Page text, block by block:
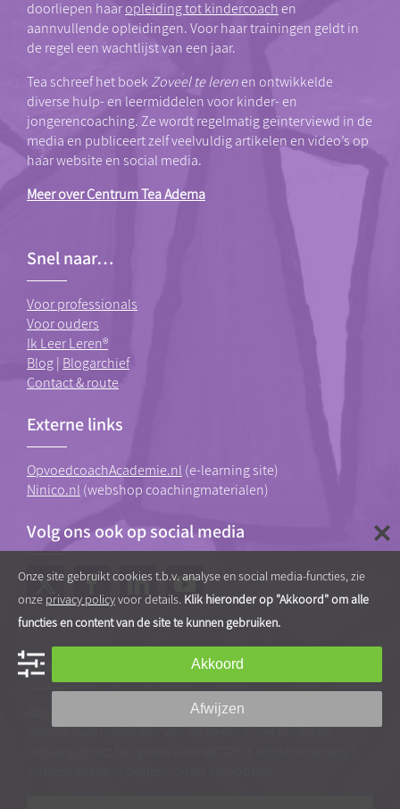
doorliepen haaropleiding tot kindercoachen
aannvullende opleidingen. Voor haar trainingen geldt in
de regel een wachtlijst van een jaar.
Tea schreef het boek Zoveel te lerenen ontwikkelde
diverse hulp- en leermiddelen voor kinder- en
jongerencoaching. Ze wordt regelmatig geïnterviewd in de
media en publiceert zelf veelvuldig artikelen en video’s op
haar website en social media.
Meer over Centrum Tea Adema
Snel naar…
Voor professionals
Voor ouders
Ik Leer Leren®
Blog| Blogarchief
Contact & route
Externe links
OpvoedcoachAcademie.nl (e-learning site)
Ninico.nl (webshop coachingmaterialen)
Volg ons ook op social media
Gratis tips, artikelen en video’s
Abonneer je op onze nieuwsbrief vol praktische tips en
video’s over opvoeden van en werken met kinderen
Onze site gebruikt cookies t.b.v. analyse en social media-functies, zie
onze privacy policyvoor details. Klik hieronder op "Akkoord" om alle
functies en content van de site te kunnen gebruiken.
Akkoord
Afwijzen